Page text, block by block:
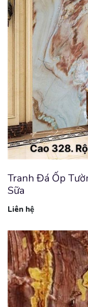
Tranh Đá Ốp
Sữa
Liên hệ